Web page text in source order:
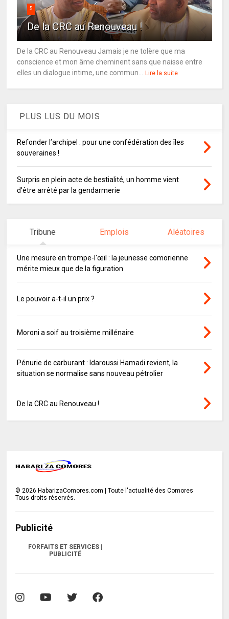
5
De la CRC au Renouveau !
De la CRC au Renouveau Jamais je ne tolère que ma
conscience et mon âme cheminent sans que naisse entre
elles un dialogue intime, une commun...
Lire la suite
PLUS LUS DU MOIS
Refonder l’archipel : pour une confédération des îles
souveraines !
Surpris en plein acte de bestialité, un homme vient
d'être arrêté par la gendarmerie
Tribune Emplois Aléatoires
Une mesure en trompe-l'œil : la jeunesse comorienne
mérite mieux que de la figuration
Le pouvoir a-t-il un prix ?
Moroni a soif au troisième millénaire
Pénurie de carburant : Idaroussi Hamadi revient, la
situation se normalise sans nouveau pétrolier
De la CRC au Renouveau !
©2026 HabarizaComores.com | Toute l'actualité des Comores
Tous droits réservés.
Publicité
FORFAITS ET SERVICES |
PUBLICITÉ